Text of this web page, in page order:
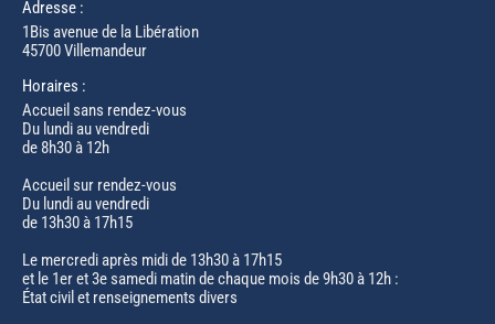
Adresse :
1Bis avenue de la Libération
45700 Villemandeur
Horaires :
Accueil sans rendez-vous
Du lundi au vendredi
de 8h30 à 12h
Accueil sur rendez-vous
Du lundi au vendredi
de 13h30 à 17h15
Le mercredi après midi de 13h30 à 17h15
et le 1er et 3e samedi matin de chaque mois de 9h30 à 12h :
État civil et renseignements divers